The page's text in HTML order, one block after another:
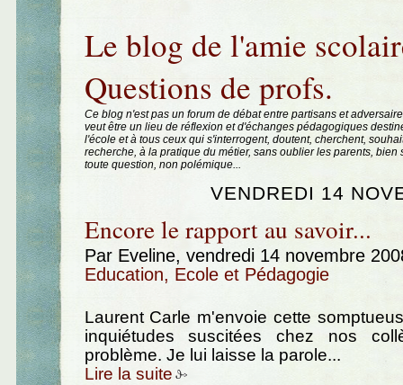
Le blog de l'amie
Questions de profs.
Ce blog n'est pas un forum de débat entre partisans et
veut être un lieu de réflexion et d'échanges pédagogiques
l'école et à tous ceux qui s'interrogent, doutent, cherchent,
recherche, à la pratique du métier, sans oublier les parents, bien
toute question, non polémique...
VENDREDI 14
Encore le rapport au savoir...
Par Eveline, vendredi 14 novembre
Education, Ecole et Pédagogie
Laurent Carle m'envoie cette
inquiétudes suscitées chez nos
problème. Je lui laisse la parole...
Lire la suite